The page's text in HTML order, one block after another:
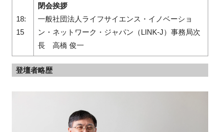
18:
15
閉会挨拶
一般社団法人ライフサイエンス・イノベーショ
ン・ネットワーク・ジャパン（LINK-J）事務局次
長 高橋 俊一
登壇者略歴